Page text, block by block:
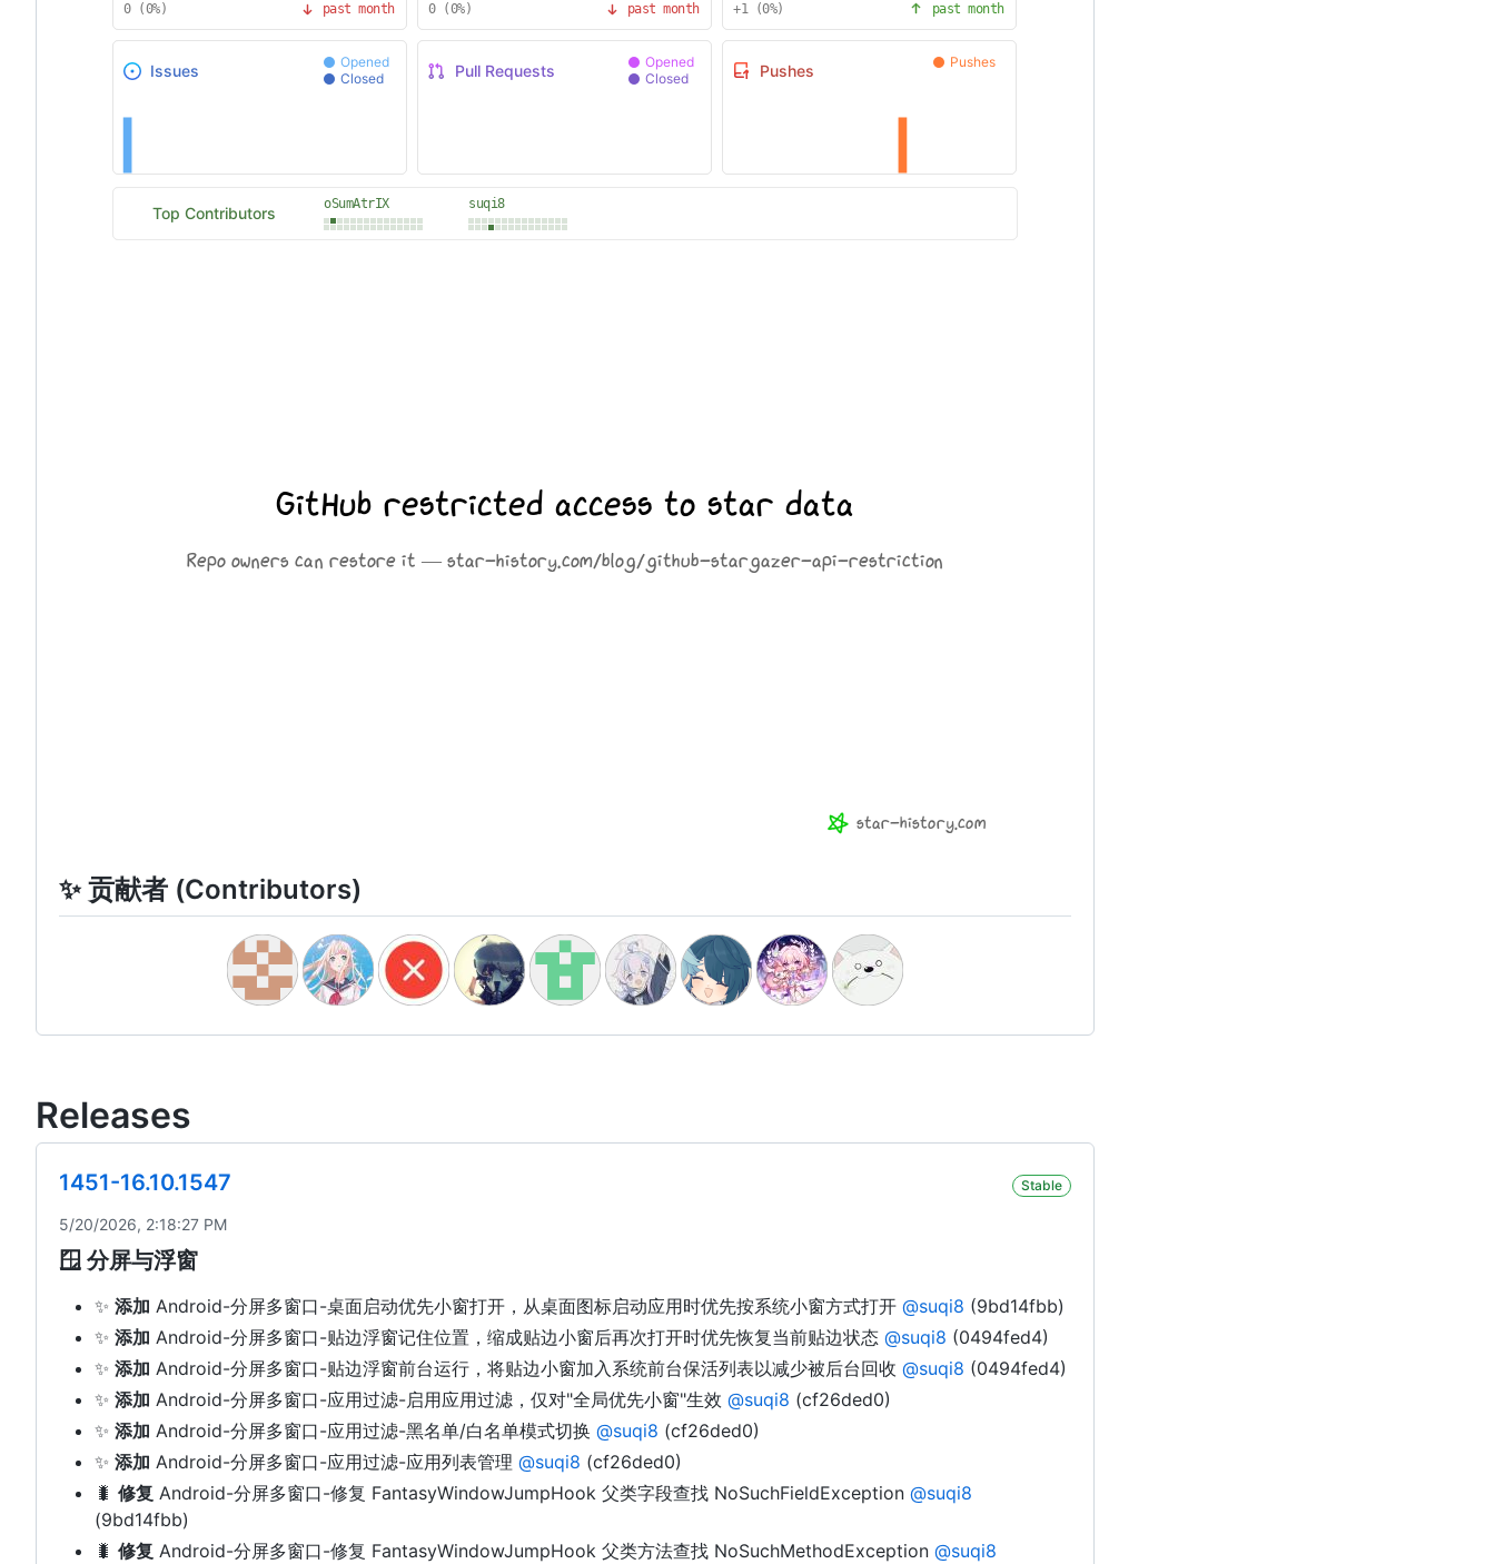
✨ 贡献者 (Contributors)
Releases
1451-16.10.1547 Stable
5/20/2026, 2:18:27 PM
🪟 分屏与浮窗
✨ 添加 Android-分屏多窗口-桌面启动优先小窗打开，从桌面图标启动应用时优先按系统小窗方式打开 @suqi8 (9bd14fbb)
✨ 添加 Android-分屏多窗口-贴边浮窗记住位置，缩成贴边小窗后再次打开时优先恢复当前贴边状态 @suqi8 (0494fed4)
✨ 添加 Android-分屏多窗口-贴边浮窗前台运行，将贴边小窗加入系统前台保活列表以减少被后台回收 @suqi8 (0494fed4)
✨ 添加 Android-分屏多窗口-应用过滤-启用应用过滤，仅对"全局优先小窗"生效 @suqi8 (cf26ded0)
✨ 添加 Android-分屏多窗口-应用过滤-黑名单/白名单模式切换 @suqi8 (cf26ded0)
✨ 添加 Android-分屏多窗口-应用过滤-应用列表管理 @suqi8 (cf26ded0)
🐛 修复 Android-分屏多窗口-修复 FantasyWindowJumpHook 父类字段查找 NoSuchFieldException @suqi8
(9bd14fbb)
🐛 修复 Android-分屏多窗口-修复 FantasyWindowJumpHook 父类方法查找 NoSuchMethodException @suqi8